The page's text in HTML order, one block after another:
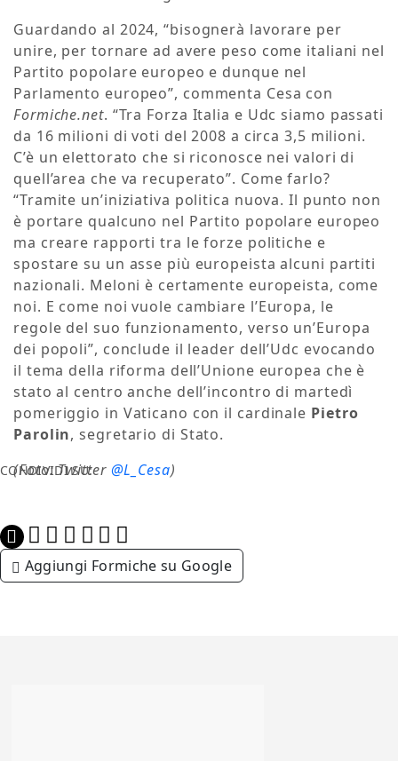
Guardando al 2024, “bisognerà lavorare per
unire, per tornare ad avere peso come italiani nel
Partito popolare europeo e dunque nel
Parlamento europeo”, commenta Cesa con
Formiche.net. “Tra Forza Italia e Udc siamo passati
da 16 milioni di voti del 2008 a circa 3,5 milioni.
C’è un elettorato che si riconosce nei valori di
quell’area che va recuperato”. Come farlo?
“Tramite un’iniziativa politica nuova. Il punto non
è portare qualcuno nel Partito popolare europeo
ma creare rapporti tra le forze politiche e
spostare su un asse più europeista alcuni partiti
nazionali. Meloni è certamente europeista, come
noi. E come noi vuole cambiare l’Europa, le
regole del suo funzionamento, verso un’Europa
dei popoli”, conclude il leader dell’Udc evocando
il tema della riforma dell’Unione europea che è
stato al centro anche dell’incontro di martedì
pomeriggio in Vaticano con il cardinale Pietro
Parolin, segretario di Stato.
(Foto: Twitter @L_Cesa)
CONDIVIDI SU:
Aggiungi Formiche su Google